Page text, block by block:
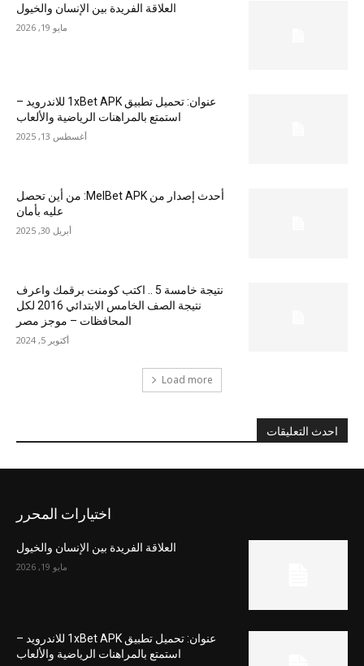
العلاقة الفريدة بين الإنسان والخيول
مايو 19, 2026
عنوان: تحميل تطبيق 1xBet APK للاندرويد –
استمتع بالمراهنات الرياضية والألعاب
أغسطس 13, 2025
أحدث إصدار من MelBet APK: من أين تحصل
عليه بأمان
أبريل 30, 2025
نتيجة خامسة 5 .. اكتب كومنت برقمك واعرف
نتيجة الصف الخامس الابتدائي 2016 لكل
المحافظات – موجز مصر
أكتوبر 5, 2024
Load more
احدث التعليقات
اختيارات المحرر
العلاقة الفريدة بين الإنسان والخيول
مايو 19, 2026
عنوان: تحميل تطبيق 1xBet APK للاندرويد –
استمتع بالمراهنات الرياضية والألعاب